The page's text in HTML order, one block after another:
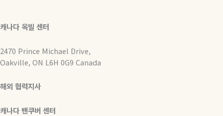
캐나다 옥빌 센터
2470 Prince Michael Drive,
Oakville, ON L6H 0G9 Canada
해외 협력지사
캐나다 밴쿠버 센터